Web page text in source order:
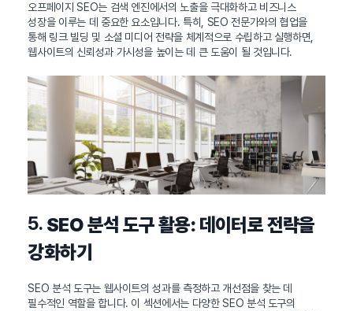
오프페이지 SEO는 검색 엔진에서의 노출을 극대화하고 비즈니스
성장을 이루는 데 중요한 요소입니다. 특히, SEO 전문가와의 협업을
통해 링크 빌딩 및 소셜 미디어 전략을 체계적으로 수립하고 실행하면,
웹사이트의 신뢰성과 가시성을 높이는 데 큰 도움이 될 것입니다.
5. SEO 분석 도구 활용: 데이터로 전략을
강화하기
SEO 분석 도구는 웹사이트의 성과를 측정하고 개선점을 찾는 데
필수적인 역할을 합니다. 이 섹션에서는 다양한 SEO 분석 도구의